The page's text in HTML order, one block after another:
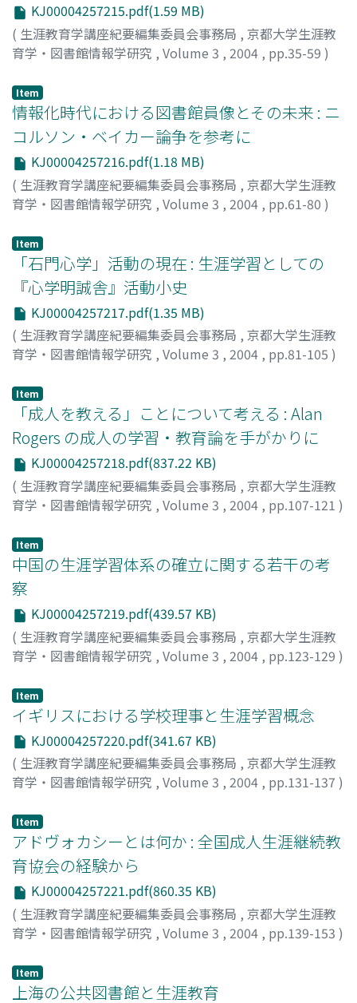
KJ00004257215.pdf(1.59 MB)
( 生涯教育学講座紀要編集委員会事務局 , 京都大学生涯教
育学・図書館情報学研究 , Volume 3 , 2004 , pp.35-59 )
Item
情報化時代における図書館員像とその未来 : ニ
コルソン・ベイカー論争を参考に
KJ00004257216.pdf(1.18 MB)
( 生涯教育学講座紀要編集委員会事務局 , 京都大学生涯教
育学・図書館情報学研究 , Volume 3 , 2004 , pp.61-80 )
Item
「石門心学」活動の現在 : 生涯学習としての
『心学明誠舎』活動小史
KJ00004257217.pdf(1.35 MB)
( 生涯教育学講座紀要編集委員会事務局 , 京都大学生涯教
育学・図書館情報学研究 , Volume 3 , 2004 , pp.81-105 )
Item
「成人を教える」ことについて考える : Alan
Rogers の成人の学習・教育論を手がかりに
KJ00004257218.pdf(837.22 KB)
( 生涯教育学講座紀要編集委員会事務局 , 京都大学生涯教
育学・図書館情報学研究 , Volume 3 , 2004 , pp.107-121 )
Item
中国の生涯学習体系の確立に関する若干の考
察
KJ00004257219.pdf(439.57 KB)
( 生涯教育学講座紀要編集委員会事務局 , 京都大学生涯教
育学・図書館情報学研究 , Volume 3 , 2004 , pp.123-129 )
Xueqing
Item
イギリスにおける学校理事と生涯学習概念
KJ00004257220.pdf(341.67 KB)
( 生涯教育学講座紀要編集委員会事務局 , 京都大学生涯教
育学・図書館情報学研究 , Volume 3 , 2004 , pp.131-137 )
WATANABE, Yoko
Item
アドヴォカシーとは何か : 全国成人生涯継続教
育協会の経験から
KJ00004257221.pdf(860.35 KB)
( 生涯教育学講座紀要編集委員会事務局 , 京都大学生涯教
育学・図書館情報学研究 , Volume 3 , 2004 , pp.139-153 )
Tomoko
Item
上海の公共図書館と生涯教育